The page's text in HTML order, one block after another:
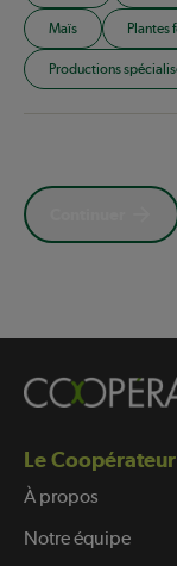
Maïs Plantes
Productions
Le Coopérateur
À propos
Notre équipe